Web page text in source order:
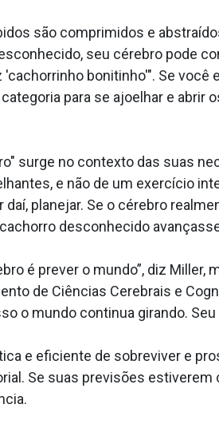
são comprimidos e
seu cérebro pode
bonitinho'". Se
para se ajoelhar e abrir
surge no contexto das suas
e não de um exercício
planejar. Se o cérebro
desconhecido
é prever o mundo”, diz
de Ciências Cerebrais e
o mundo continua girando.
e eficiente de sobreviver e
Se suas previsões